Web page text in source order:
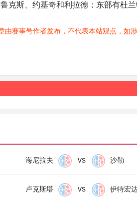
克斯、约基奇和利拉德；东部有杜兰
由赛事号作者发布，不代表本站观点，如
海尼拉夫 vs 沙勒
卢克斯塔 vs 伊特宏达